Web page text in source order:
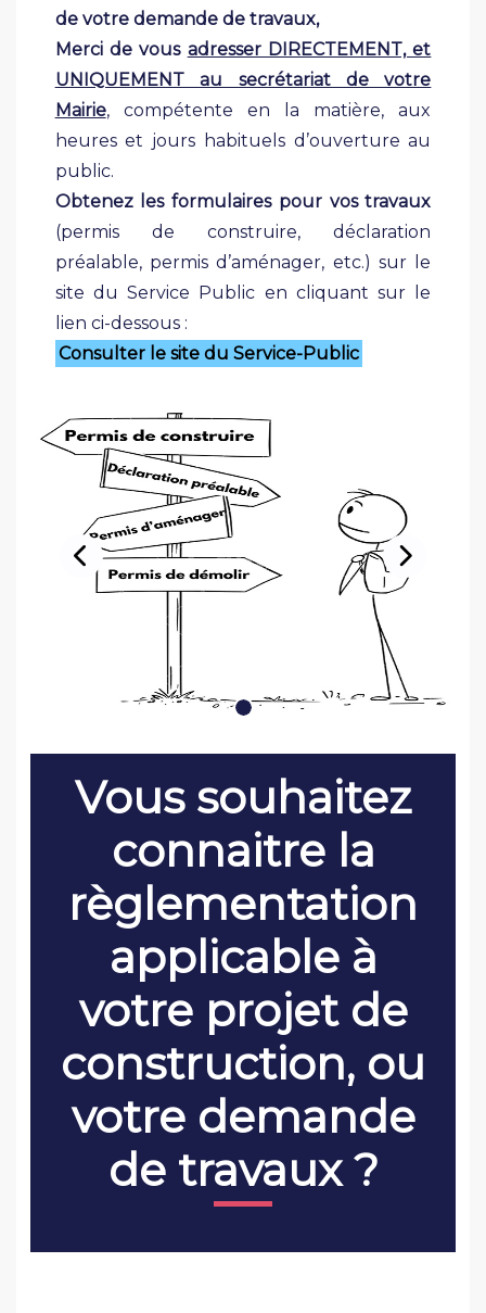
Previous Next
de votre demande de travaux,
Merci de vous adresser DIRECTEMENT, et
UNIQUEMENT au secrétariat de votre
Mairie, compétente en la matière, aux
heures et jours habituels d’ouverture au
public.
Obtenez les formulaires pour vos travaux
(permis de construire, déclaration
préalable, permis d’aménager, etc.) sur le
site du Service Public en cliquant sur le
lien ci-dessous :
Consulter le site du Service-Public
Vous souhaitez
connaitre la
règlementation
applicable à
votre projet de
construction, ou
votre demande
de travaux ?